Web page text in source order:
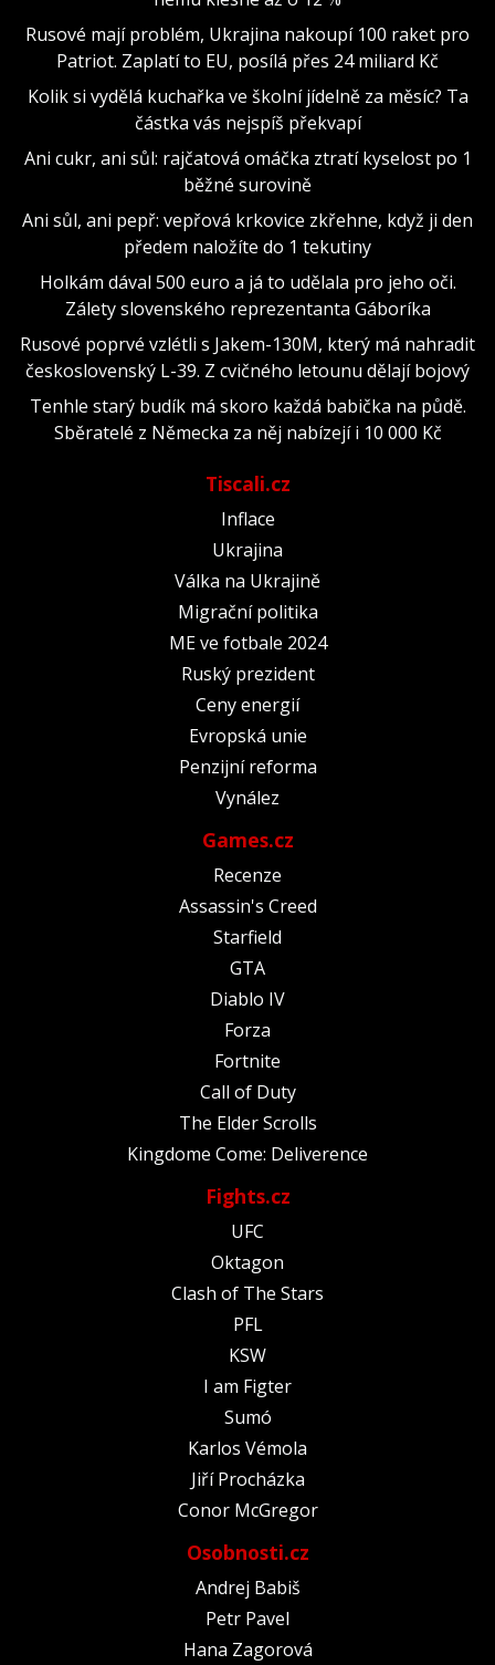
Rusové mají problém, Ukrajina nakoupí 100 raket pro
Patriot. Zaplatí to EU, posílá přes 24 miliard Kč
Kolik si vydělá kuchařka ve školní jídelně za měsíc? Ta
částka vás nejspíš překvapí
Ani cukr, ani sůl: rajčatová omáčka ztratí kyselost po 1
běžné surovině
Ani sůl, ani pepř: vepřová krkovice zkřehne, když ji den
předem naložíte do 1 tekutiny
Holkám dával 500 euro a já to udělala pro jeho oči.
Zálety slovenského reprezentanta Gáboríka
Rusové poprvé vzlétli s Jakem-130M, který má nahradit
československý L-39. Z cvičného letounu dělají bojový
Tenhle starý budík má skoro každá babička na půdě.
Sběratelé z Německa za něj nabízejí i 10 000 Kč
Tiscali.cz
Inflace
Ukrajina
Válka na Ukrajině
Migrační politika
ME ve fotbale 2024
Ruský prezident
Ceny energií
Evropská unie
Penzijní reforma
Vynález
Games.cz
Recenze
Assassin's Creed
Starfield
GTA
Diablo IV
Forza
Fortnite
Call of Duty
The Elder Scrolls
Kingdome Come: Deliverence
Fights.cz
UFC
Oktagon
Clash of The Stars
PFL
KSW
I am Figter
Sumó
Karlos Vémola
Jiří Procházka
Conor McGregor
Osobnosti.cz
Andrej Babiš
Petr Pavel
Hana Zagorová